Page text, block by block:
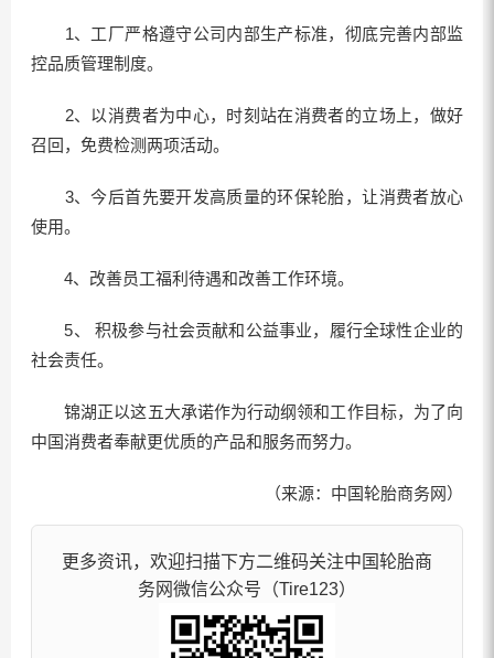
1、工厂严格遵守公司内部生产标准，彻底完善内部监
控品质管理制度。
2、以消费者为中心，时刻站在消费者的立场上，做好
召回，免费检测两项活动。
3、今后首先要开发高质量的环保轮胎，让消费者放心
使用。
4、改善员工福利待遇和改善工作环境。
5、 积极参与社会贡献和公益事业，履行全球性企业的
社会责任。
锦湖正以这五大承诺作为行动纲领和工作目标，为了向
中国消费者奉献更优质的产品和服务而努力。
（来源：中国轮胎商务网）
更多资讯，欢迎扫描下方二维码关注中国轮胎商
务网微信公众号（Tire123）